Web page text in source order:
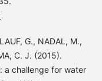
G., NADAL, M.,
C. J. (2015).
a challenge for water